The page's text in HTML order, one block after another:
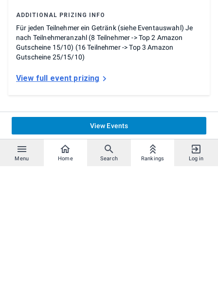
Menu Home Search Rankings Log in
ADDITIONAL PRIZING INFO
Für jeden Teilnehmer ein Getränk (siehe Eventauswahl) Je
nach Teilnehmeranzahl (8 Teilnehmer -> Top 2 Amazon
Gutscheine 15/10) (16 Teilnehmer -> Top 3 Amazon
Gutscheine 25/15/10)
View full event prizing
View Events